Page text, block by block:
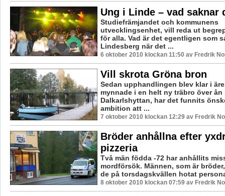
Ung i Linde – vad saknar
Studiefrämjandet och kommunens
utvecklingsenhet, vill reda ut
för alla. Vad är det egentligen som
Lindesberg när det ...
6 oktober 2010 klockan 11:50 av Fredrik
Vill skrota Gröna bron
Sedan upphandlingen blev klar i
mynnade i en helt ny träbro över ån
Dalkarlshyttan, har det funnits
ambition att ...
7 oktober 2010 klockan 12:29 av Fredrik
Bröder anhållna efter
pizzeria
Två män födda -72 har anhållits
mordförsök. Männen, som är
de på torsdagskvällen hotat
8 oktober 2010 klockan 07:59 av Fredrik